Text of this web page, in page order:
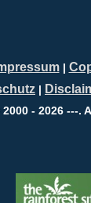
|
|
- 2026 ---.